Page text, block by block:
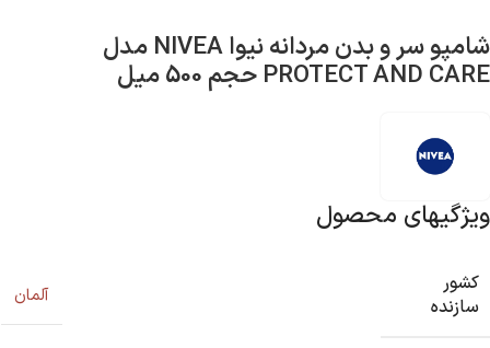
شامپو سر و بدن مردانه نیوا NIVEA مدل
PROTECT AND CARE حجم 500 میل
ویژگیهای محصول
کشور
سازنده
آلمان